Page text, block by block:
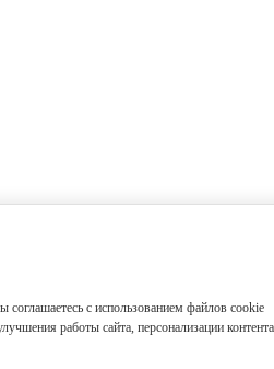
соглашаетесь с использованием файлов cookie
работы сайта, персонализации